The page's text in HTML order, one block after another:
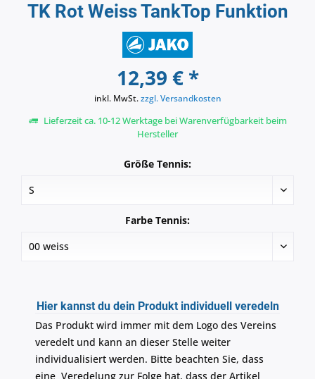
TK Rot Weiss TankTop Funktion
12,39 € *
inkl. MwSt.zzgl. Versandkosten
Lieferzeit ca. 10-12 Werktage bei Warenverfügbarkeit beim
Hersteller
Größe Tennis:
Farbe Tennis:
Hier kannst du dein Produkt individuell veredeln
Das Produkt wird immer mit dem Logo des Vereins
veredelt und kann an dieser Stelle weiter
individualisiert werden. Bitte beachten Sie, dass
eine Veredelung zur Folge hat, dass der Artikel